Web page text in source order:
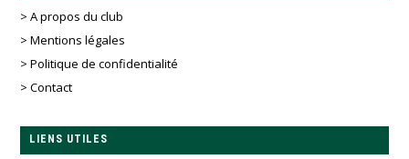
> A propos du club
> Mentions légales
> Politique de confidentialité
> Contact
LIENS UTILES